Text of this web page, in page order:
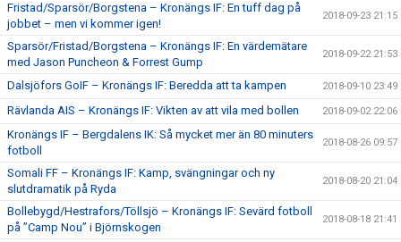
Fristad/Sparsör/Borgstena – Kronängs IF: En tuff dag på
jobbet – men vi kommer igen!
2018-09-23 21:15
Sparsör/Fristad/Borgstena – Kronängs IF: En värdemätare
med Jason Puncheon & Forrest Gump
2018-09-22 21:53
Dalsjöfors GoIF – Kronängs IF: Beredda att ta kampen 2018-09-10 23:49
Rävlanda AIS – Kronängs IF: Vikten av att vila med bollen 2018-09-02 22:06
Kronängs IF – Bergdalens IK: Så mycket mer än 80 minuters
fotboll
2018-08-26 09:57
Somali FF – Kronängs IF: Kamp, svängningar och ny
slutdramatik på Ryda
2018-08-20 21:04
Bollebygd/Hestrafors/Töllsjö – Kronängs IF: Sevärd fotboll
på ”Camp Nou” i Björnskogen
2018-08-18 21:41